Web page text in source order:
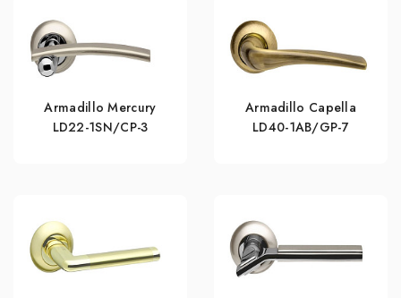
Armadillo Mercury
LD22-1SN/CP-3
Armadillo Capella
LD40-1AB/GP-7